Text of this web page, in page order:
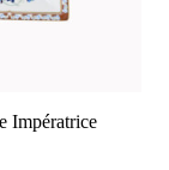
Impératrice